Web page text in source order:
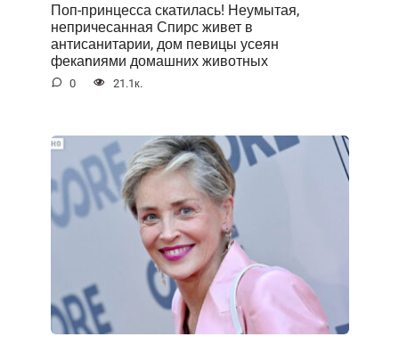
Поп-принцесса скатилась! Неумытая,
непричесанная Спирс живет в
антисанитарии, дом певицы усеян
фекаnиями домашних животных
0 21.1к.